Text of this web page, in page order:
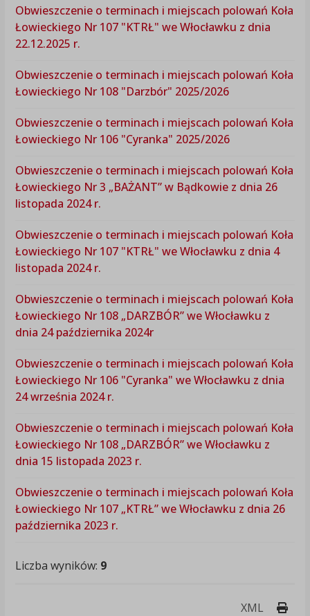
Obwieszczenie o terminach i miejscach polowań Koła
Łowieckiego Nr 107 "KTRŁ" we Włocławku z dnia
22.12.2025 r.
Obwieszczenie o terminach i miejscach polowań Koła
Łowieckiego Nr 108 "Darzbór" 2025/2026
Obwieszczenie o terminach i miejscach polowań Koła
Łowieckiego Nr 106 "Cyranka" 2025/2026
Obwieszczenie o terminach i miejscach polowań Koła
Łowieckiego Nr 3 „BAŻANT” w Bądkowie z dnia 26
listopada 2024 r.
Obwieszczenie o terminach i miejscach polowań Koła
Łowieckiego Nr 107 "KTRŁ" we Włocławku z dnia 4
listopada 2024 r.
Obwieszczenie o terminach i miejscach polowań Koła
Łowieckiego Nr 108 „DARZBÓR” we Włocławku z
dnia 24 października 2024r
Obwieszczenie o terminach i miejscach polowań Koła
Łowieckiego Nr 106 "Cyranka" we Włocławku z dnia
24 września 2024 r.
Obwieszczenie o terminach i miejscach polowań Koła
Łowieckiego Nr 108 „DARZBÓR” we Włocławku z
dnia 15 listopada 2023 r.
Obwieszczenie o terminach i miejscach polowań Koła
Łowieckiego Nr 107 „KTRŁ” we Włocławku z dnia 26
października 2023 r.
Liczba wyników: 9
XML